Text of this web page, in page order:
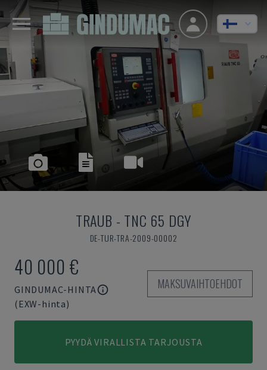
TRAUB - TNC 65 DGY
DE-TUR-TRA-2009-00002
40 000 €
GINDUMAC-HINTA
(EXW-hinta)
MAKSUVAIHTOEHDOT
PYYDÄ VIRALLISTA TARJOUSTA